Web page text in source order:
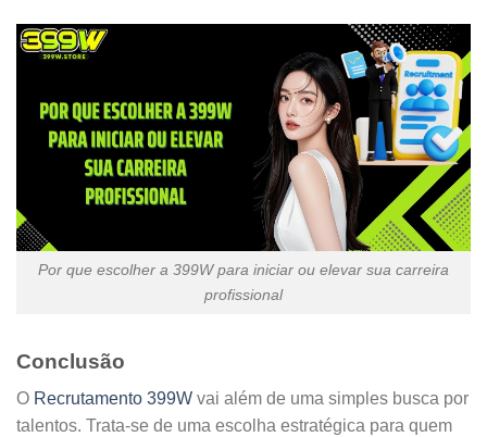
Por que escolher a 399W para iniciar ou elevar sua carreira
profissional
Conclusão
O Recrutamento 399W vai além de uma simples busca por
talentos. Trata-se de uma escolha estratégica para quem